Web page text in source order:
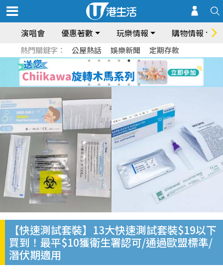
演唱會 優惠著數 玩樂情報 購物情報
熱門關鍵字： 公屋熱話 娛樂新聞 定期存款
【快速測試套裝】13大快速測試套裝$19以下
買到！最平$10獲衛生署認可/通過歐盟標準/
潛伏期適用